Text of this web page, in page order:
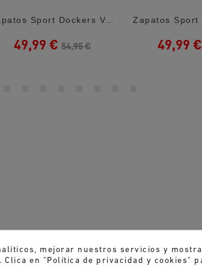
49,99 € 54,95 € 49,99 €
mejorar nuestros servicios y
en "Política de privacidad y cookies"